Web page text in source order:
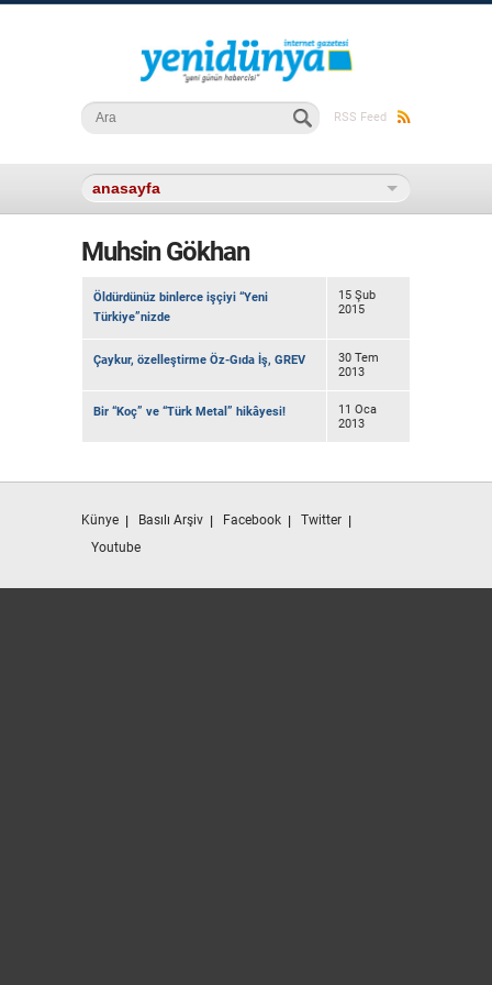
RSS Feed
Arama formu
Ara
Muhsin Gökhan
Öldürdünüz binlerce işçiyi “Yeni
Türkiye”nizde
15 Şub
2015
Çaykur, özelleştirme Öz-Gıda İş, GREV
30 Tem
2013
Bir “Koç” ve “Türk Metal” hikâyesi!
11 Oca
2013
Künye Basılı Arşiv Facebook
Twitter
Youtube